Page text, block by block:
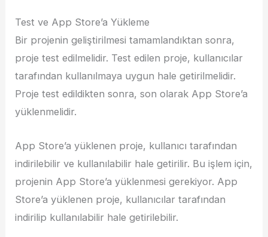
Test ve App Store’a Yükleme
Bir projenin geliştirilmesi tamamlandıktan sonra,
proje test edilmelidir. Test edilen proje, kullanıcılar
tarafından kullanılmaya uygun hale getirilmelidir.
Proje test edildikten sonra, son olarak App Store’a
yüklenmelidir.
App Store’a yüklenen proje, kullanıcı tarafından
indirilebilir ve kullanılabilir hale getirilir. Bu işlem için,
projenin App Store’a yüklenmesi gerekiyor. App
Store’a yüklenen proje, kullanıcılar tarafından
indirilip kullanılabilir hale getirilebilir.